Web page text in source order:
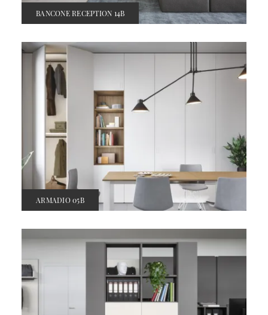
BANCONE RECEPTION 14B
ARMADIO 05B